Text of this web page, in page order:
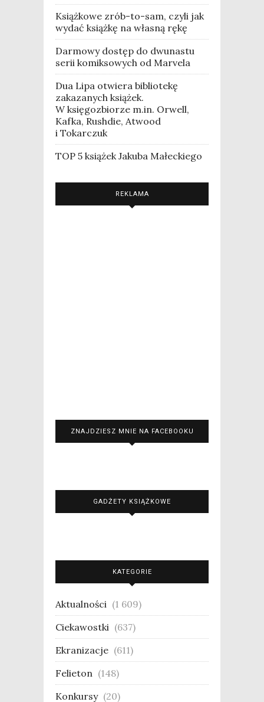
Książkowe zrób-to-sam, czyli jak
wydać książkę na własną rękę
Darmowy dostęp do dwunastu
serii komiksowych od Marvela
Dua Lipa otwiera bibliotekę
zakazanych książek.
W księgozbiorze m.in. Orwell,
Kafka, Rushdie, Atwood
i Tokarczuk
TOP 5 książek Jakuba Małeckiego
REKLAMA
ZNAJDZIESZ MNIE NA FACEBOOKU
GADŻETY KSIĄŻKOWE
KATEGORIE
Aktualności (1 609)
Ciekawostki (637)
Ekranizacje (611)
Felieton (148)
Konkursy (20)